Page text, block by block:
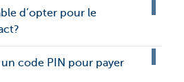
d’opter pour le
code PIN pour payer